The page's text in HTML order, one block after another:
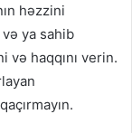
həzzini
ya sahib
və haqqını verin.